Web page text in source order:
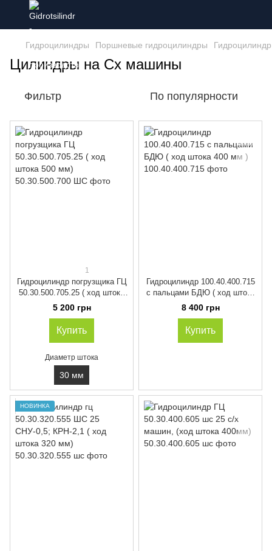
Гидроцилиндры Поршневые гидроцилиндры
Цилиндры на Сх машины
Фильтр По популярности
1
Гидроцилиндр погрузщика ГЦ
50.30.500.705.25 ( ход штока
500 мм)
5 200 грн
Купить
Диаметр штока
30 мм
Гидроцилиндр 100.40.400.715
с пальцами БДЮ ( ход штока
400 мм )
8 400 грн
Купить
НОВИНКА